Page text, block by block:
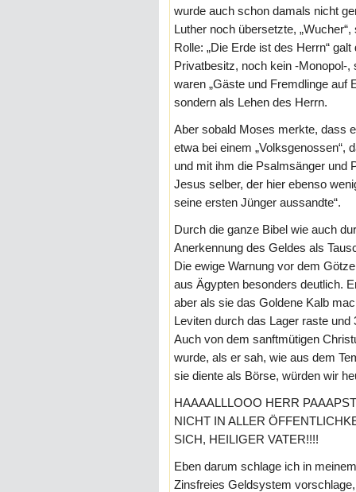
wurde auch schon damals nicht
Luther noch übersetzte,
Rolle: „Die Erde ist des Herrn“
Privatbesitz, noch kein -Monopol-,
waren „Gäste und Fremdlinge auf
sondern als Lehen des Herrn.
Aber sobald Moses merkte, dass
etwa bei einem „Volksgenossen“,
und mit ihm die Psalmsänger und
Jesus selber, der hier ebenso
seine ersten Jünger aussandte“.
Durch die ganze Bibel wie auch
Anerkennung des Geldes als
Die ewige Warnung vor dem
aus Ägypten besonders deutlich.
aber als sie das Goldene Kalb
Leviten durch das Lager raste
Auch von dem sanftmütigen
wurde, als er sah, wie aus dem
sie diente als Börse, würden wir
HAAAALLLOOO HERR
NICHT IN ALLER
SICH, HEILIGER VATER!!!!
Eben darum schlage ich in
Zinsfreies Geldsystem